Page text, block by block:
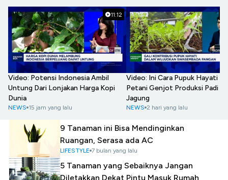
11:12
Video: Potensi Indonesia Ambil
Untung Dari Lonjakan Harga Kopi
Dunia
NEWS 15 jam yang lalu
Video: Ini Cara Pupuk Hayati
Petani Genjot Produksi Padi -
Jagung
NEWS 2 hari yang lalu
9 Tanaman ini Bisa Mendinginkan
Ruangan, Serasa ada AC
LIFESTYLE 7 bulan yang lalu
5 Tanaman yang Sebaiknya Jangan
Diletakkan Dekat Pintu Masuk Rumah